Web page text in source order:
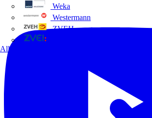
Weka
Westermann
ZVEH
Alle Partner